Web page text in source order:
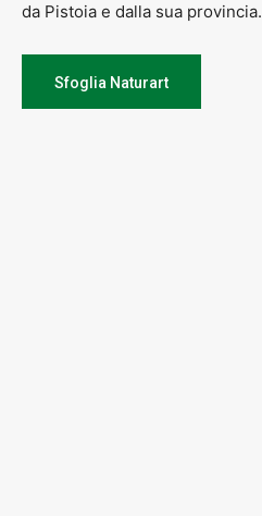
da Pistoia e dalla sua provincia.
Sfoglia Naturart